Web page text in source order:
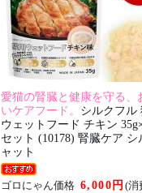
愛猫の腎臓と健康を守る、
いケアフード。 シルクフル
ウェットフード チキン
セット (10178) 腎臓ケア シ
ャット
ゴロにゃん価格 6,000円 (消